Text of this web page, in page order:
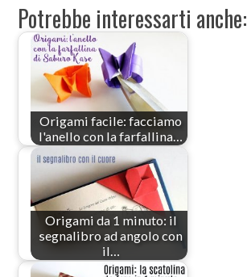
Potrebbe interessarti anche:
Origami facile: facciamo
l'anello con la farfallina…
Origami da 1 minuto: il
segnalibro ad angolo con
il…